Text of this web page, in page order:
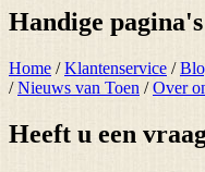
Handige pagina's
Home /Klantenservice /
/Nieuws van Toen /Over
Heeft u een